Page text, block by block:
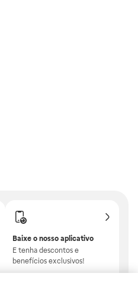
Baixe o nosso aplicativo
E tenha descontos e
benefícios exclusivos!